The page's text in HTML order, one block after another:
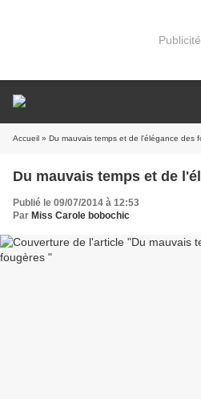
Publicité
Accueil » Du mauvais temps et de l'élégance des
Du mauvais temps et de
Publié le 09/07/2014 à 12:53
Par Miss Carole bobochic